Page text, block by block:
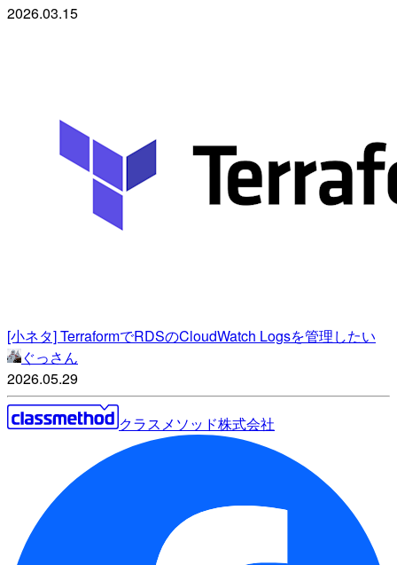
2026.03.15
[小ネタ] TerraformでRDSのCloudWatch Logsを管理したい
ぐっさん
2026.05.29
クラスメソッド株式会社